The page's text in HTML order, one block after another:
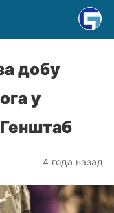
добу
у
4 года назад